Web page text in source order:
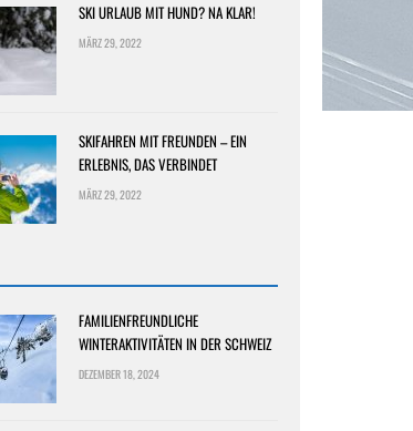
SKI URLAUB MIT HUND? NA KLAR!
MÄRZ 29, 2022
SKIFAHREN MIT FREUNDEN – EIN
ERLEBNIS, DAS VERBINDET
MÄRZ 29, 2022
FAMILIENFREUNDLICHE
WINTERAKTIVITÄTEN IN DER SCHWEIZ
DEZEMBER 18, 2024